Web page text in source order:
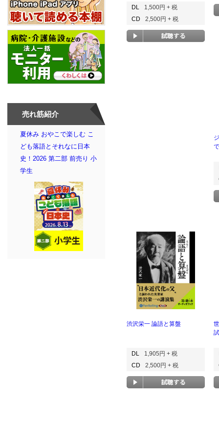
売れ筋紹介
夏休み おやこで楽しむ こ
ども落語とそれなに日本
史！2026 第二部 前売り 小
学生
DL
1,500円 + 税
CD
2,500円 + 税
渋沢栄一 論語と算盤
DL
1,905円 + 税
CD
2,500円 + 税